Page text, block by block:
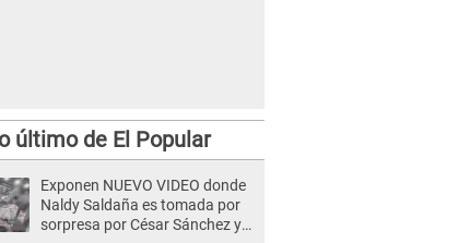
último de El Popular
Exponen NUEVO VIDEO donde
Naldy Saldaña es tomada por
sorpresa por César Sánchez y